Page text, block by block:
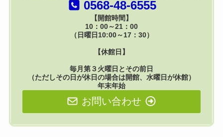
0568-48-6555
【開館時間】
10：00～21：00
（日曜日10:00～17：30）
【休館日】
毎月第３火曜日とその前日
（ただしその日が休日の場合は開館、水曜日が休館）
年末年始
お問い合わせ